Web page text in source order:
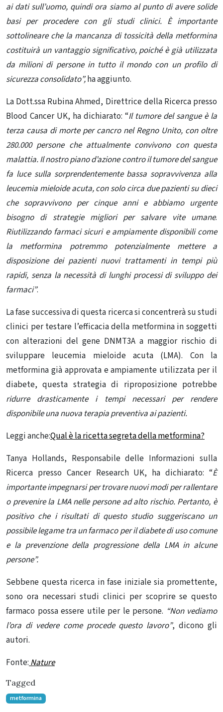
ai dati sull’uomo, quindi ora siamo al punto di avere solide
basi per procedere con gli studi clinici. È importante
sottolineare che la mancanza di tossicità della metformina
costituirà un vantaggio significativo, poiché è già utilizzata
da milioni di persone in tutto il mondo con un profilo di
sicurezza consolidato”,ha aggiunto.
La Dott.ssa Rubina Ahmed, Direttrice della Ricerca presso
Blood Cancer UK, ha dichiarato: “Il tumore del sangue è la
terza causa di morte per cancro nel Regno Unito, con oltre
280.000 persone che attualmente convivono con questa
malattia. Il nostro piano d’azione contro il tumore del sangue
fa luce sulla sorprendentemente bassa sopravvivenza alla
leucemia mieloide acuta, con solo circa due pazienti su dieci
che sopravvivono per cinque anni e abbiamo urgente
bisogno di strategie migliori per salvare vite umane.
Riutilizzando farmaci sicuri e ampiamente disponibili come
la metformina potremmo potenzialmente mettere a
disposizione dei pazienti nuovi trattamenti in tempi più
rapidi, senza la necessità di lunghi processi di sviluppo dei
farmaci”.
La fase successiva di questa ricerca si concentrerà su studi
clinici per testare l’efficacia della metformina in soggetti
con alterazioni del gene DNMT3A a maggior rischio di
sviluppare leucemia mieloide acuta (LMA). Con la
metformina già approvata e ampiamente utilizzata per il
diabete, questa strategia di riproposizione potrebbe
ridurre drasticamente i tempi necessari per rendere
disponibile una nuova terapia preventiva ai pazienti.
Leggi anche:Qual è la ricetta segreta della metformina?
Tanya Hollands, Responsabile delle Informazioni sulla
Ricerca presso Cancer Research UK, ha dichiarato: “È
importante impegnarsi per trovare nuovi modi per rallentare
o prevenire la LMA nelle persone ad alto rischio. Pertanto, è
positivo che i risultati di questo studio suggeriscano un
possibile legame tra un farmaco per il diabete di uso comune
e la prevenzione della progressione della LMA in alcune
persone”.
Sebbene questa ricerca in fase iniziale sia promettente,
sono ora necessari studi clinici per scoprire se questo
farmaco possa essere utile per le persone. “Non vediamo
l’ora di vedere come procede questo lavoro”, dicono gli
autori.
Fonte:Nature
Tagged
metformina